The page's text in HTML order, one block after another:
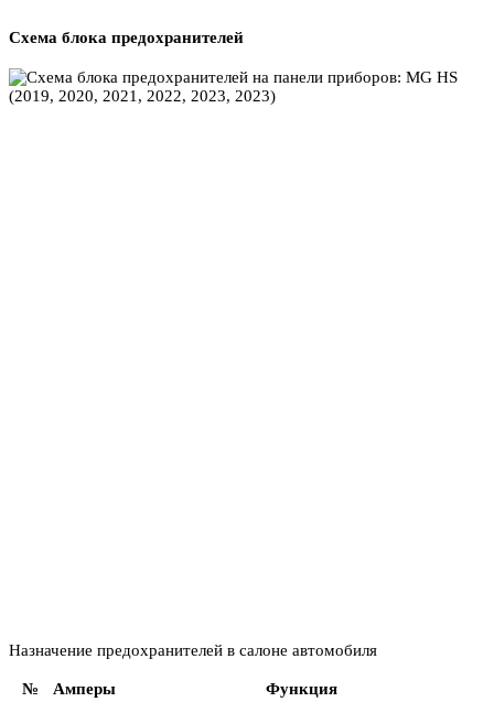
Схема блока предохранителей
Назначение предохранителей в салоне автомобиля
№ Амперы Функция